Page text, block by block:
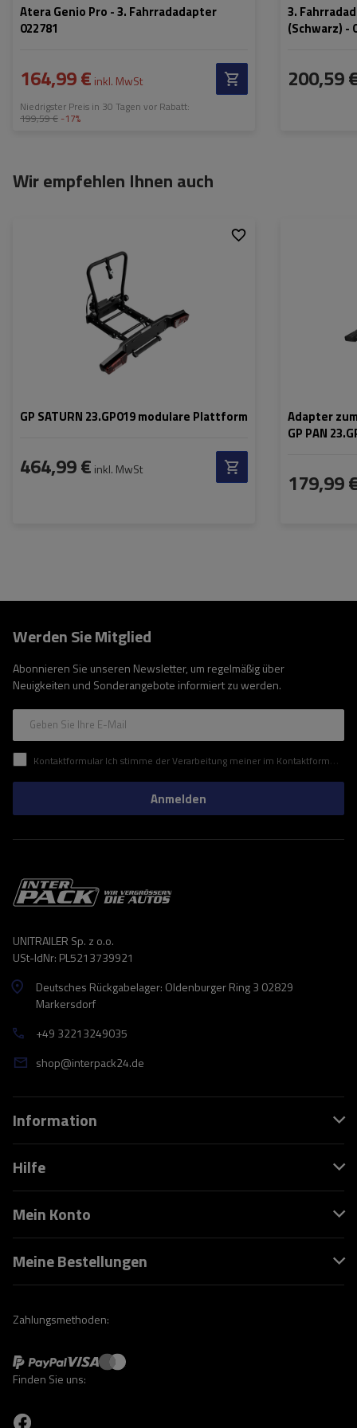
Atera Genio Pro - 3. Fahrradadapter
022781
164,99 € inkl. MwSt
Niedrigster Preis in 30 Tagen vor Rabatt:
199,59 € -17%
3.
(Schwarz) -
200,59
Wir empfehlen Ihnen auch
GP SATURN 23.GP019 modulare Plattform
464,99 € inkl. MwSt
Adapter
GP PAN
179,99
Werden Sie Mitglied
Abonnieren Sie unseren Newsletter, um regelmäßig über
Neuigkeiten und Sonderangebote informiert zu werden.
Geben Sie Ihre E-Mail
Kontaktformular Ich stimme der Verarbeitung meiner im Kontaktformular enthaltenen personenbezogenen Daten gemäß der Verordnung (EU) des Europäischen Parlaments und des Rates zu.
Anmelden
UNITRAILER Sp. z o.o.
USt-IdNr: PL5213739921
Deutsches Rückgabelager: Oldenburger Ring 3 02829
Markersdorf
+49 32213249035
shop@interpack24.de
Information
Hilfe
Mein Konto
Meine Bestellungen
Zahlungsmethoden:
Finden Sie uns: